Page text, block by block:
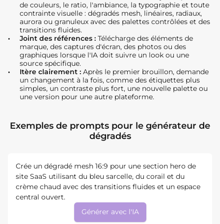
de couleurs, le ratio, l'ambiance, la typographie et toute
contrainte visuelle : dégradés mesh, linéaires, radiaux,
aurora ou granuleux avec des palettes contrôlées et des
transitions fluides.
Joint des références : Télécharge des éléments de
marque, des captures d'écran, des photos ou des
graphiques lorsque l'IA doit suivre un look ou une
source spécifique.
Itère clairement : Après le premier brouillon, demande
un changement à la fois, comme des étiquettes plus
simples, un contraste plus fort, une nouvelle palette ou
une version pour une autre plateforme.
Exemples de prompts pour le générateur de
dégradés
Crée un dégradé mesh 16:9 pour une section hero de
site SaaS utilisant du bleu sarcelle, du corail et du
crème chaud avec des transitions fluides et un espace
central ouvert.
Générer avec l'IA